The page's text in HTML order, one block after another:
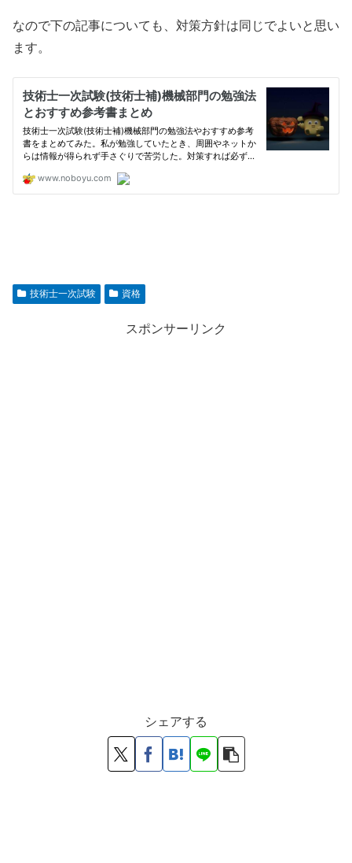
なので下の記事についても、対策方針は同じでよいと思い
ます。
技術士一次試験 資格
スポンサーリンク
シェアする